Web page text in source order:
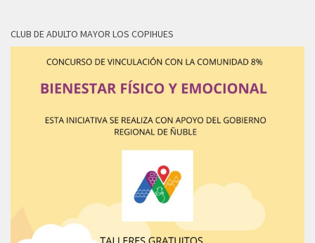
CLUB DE ADULTO MAYOR LOS COPIHUES